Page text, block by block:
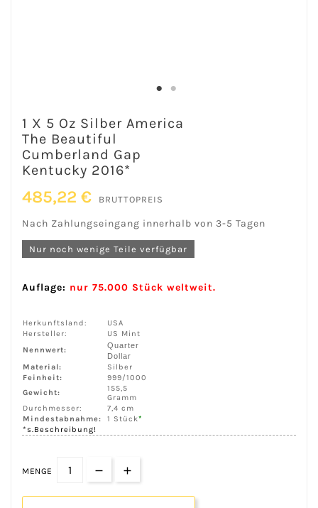
1 X 5 Oz Silber America
The Beautiful
Cumberland Gap
Kentucky 2016*
485,22 € BRUTTOPREIS
Nach Zahlungseingang innerhalb von 3-5 Tagen
Nur noch wenige Teile verfügbar
Auflage: nur 75.000 Stück weltweit.
Herkunftsland:
USA
Hersteller:
US Mint
Nennwert:
Quarter
Dollar
Material:
Silber
Feinheit:
999/1000
Gewicht:
155,5
Gramm
Durchmesser:
7,4 cm
Mindestabnahme:
1 Stück*
*s.Beschreibung!
MENGE